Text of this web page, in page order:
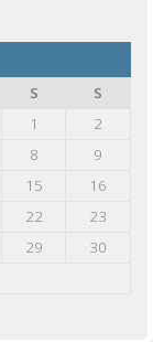
S
S
1
2
8
9
15
16
22
23
29
30